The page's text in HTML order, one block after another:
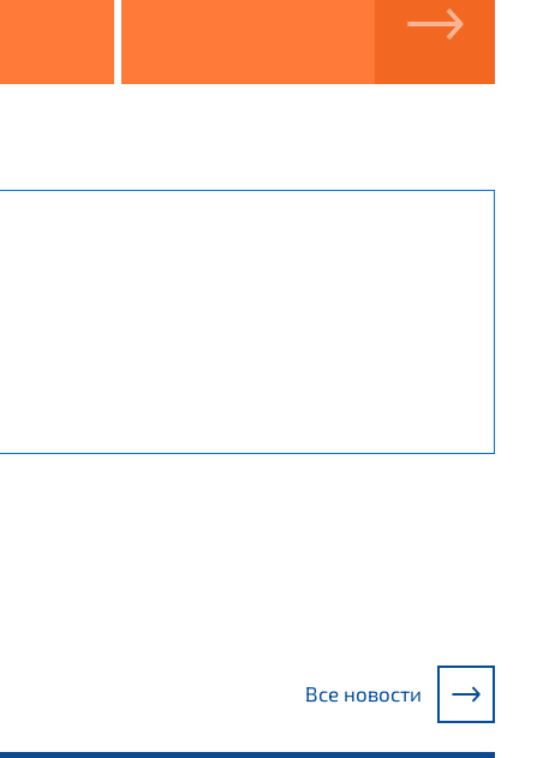
Все новости